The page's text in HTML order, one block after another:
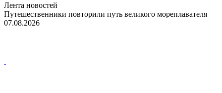
Лента новостей
Путешественники повторили путь великого мореплавателя
07.08.2026